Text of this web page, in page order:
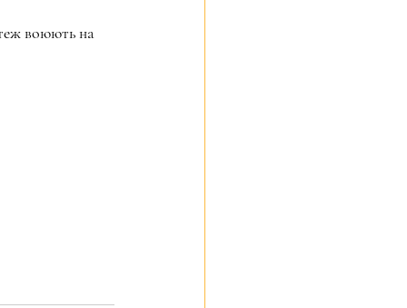
воюють на